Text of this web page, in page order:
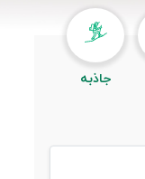
جاذبه